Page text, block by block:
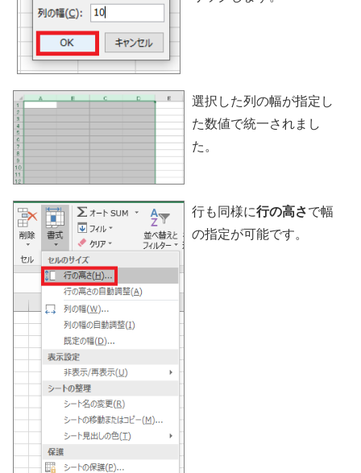
選択した列の幅が指定し
た数値で統一されまし
た。
行も同様に行の高さで幅
の指定が可能です。